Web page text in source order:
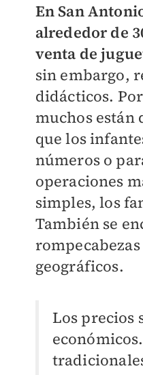
En San
alrededor de
venta de
sin embargo,
didácticos.
muchos están
que los
números o
operaciones
simples, los
También se
geográficos.
Los precios